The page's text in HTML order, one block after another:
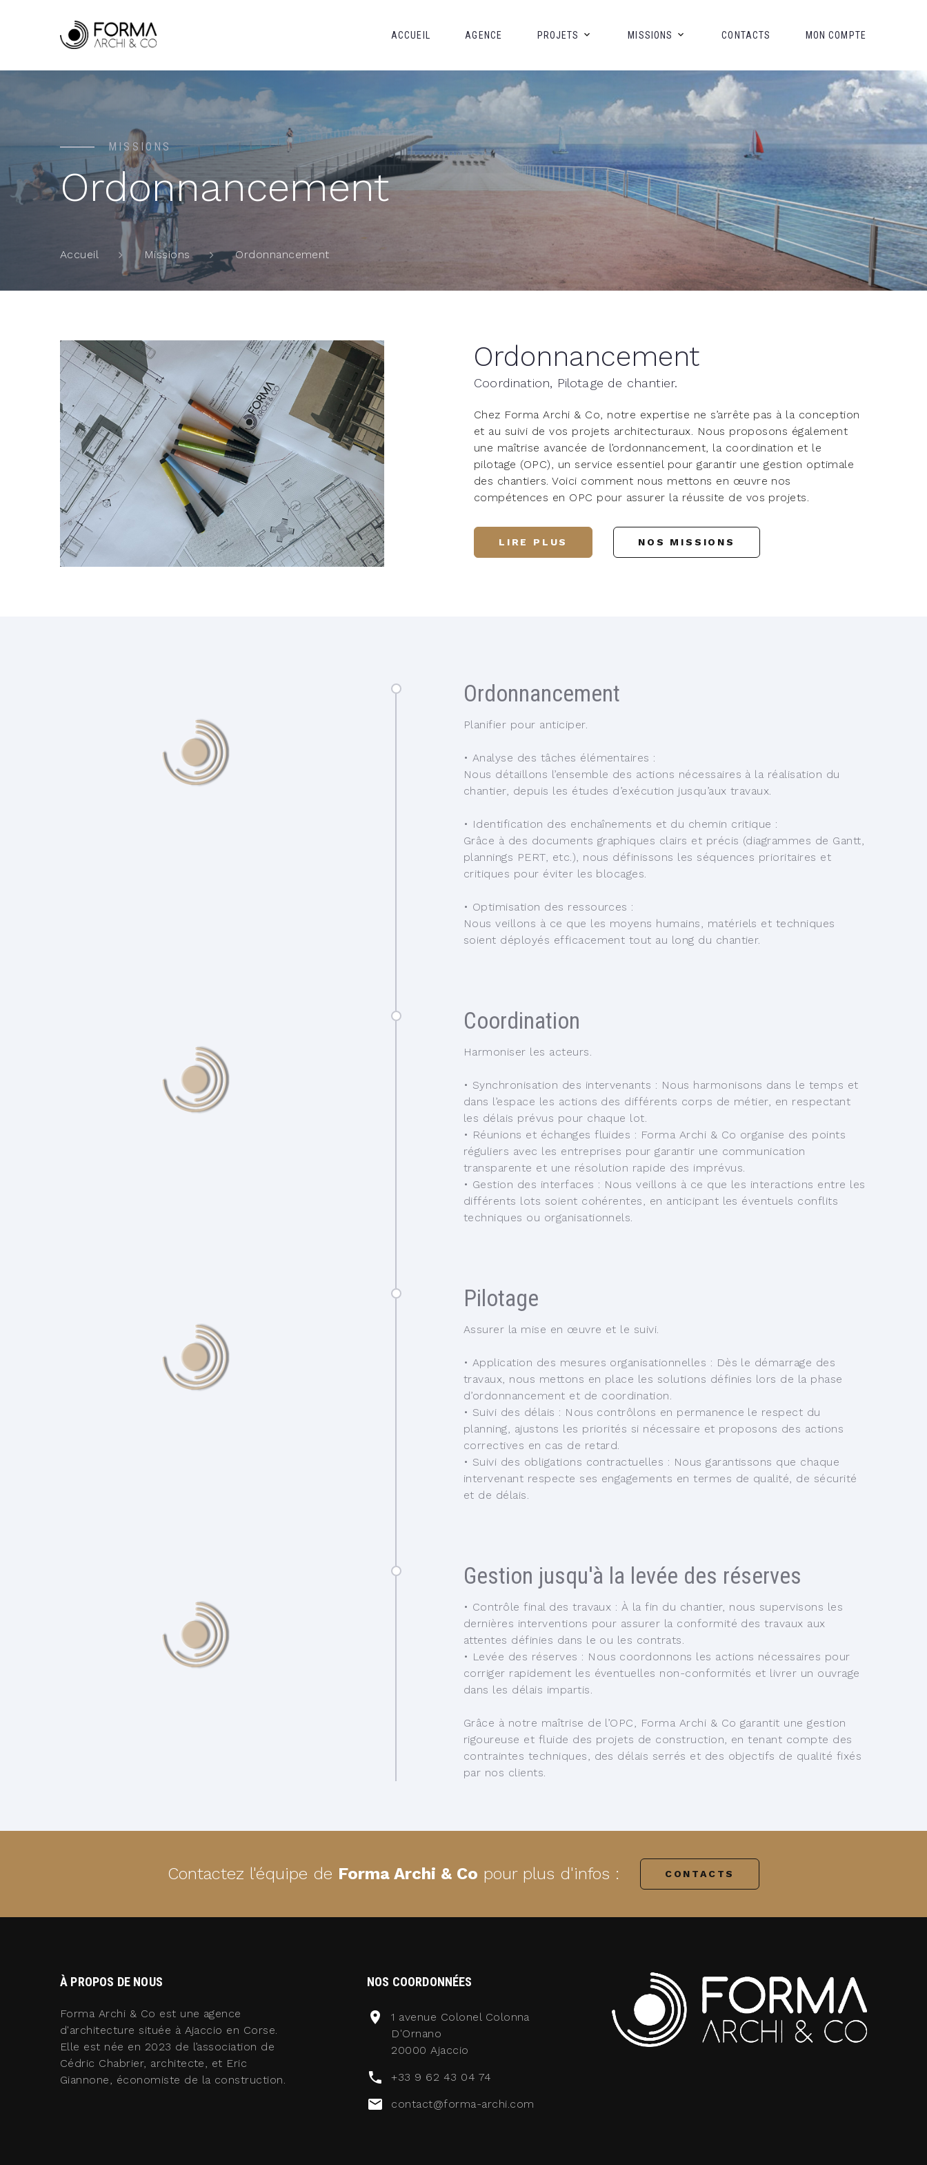
ACCUEIL AGENCE PROJETS MISSIONS CONTACTS MON COMPTE
MISSIONS
Ordonnancement
Accueil Missions Ordonnancement
Ordonnancement
Coordination, Pilotage de chantier.
Chez Forma Archi & Co, notre expertise ne s’arrête pas à la conception
et au suivi de vos projets architecturaux. Nous proposons également
une maîtrise avancée de l’ordonnancement, la coordination et le
pilotage (OPC), un service essentiel pour garantir une gestion optimale
des chantiers. Voici comment nous mettons en œuvre nos
compétences en OPC pour assurer la réussite de vos projets.
LIRE PLUS NOS MISSIONS
Ordonnancement
Planifier pour anticiper.
• Analyse des tâches élémentaires :
Nous détaillons l’ensemble des actions nécessaires à la réalisation du
chantier, depuis les études d’exécution jusqu’aux travaux.
• Identification des enchaînements et du chemin critique :
Grâce à des documents graphiques clairs et précis (diagrammes de Gantt,
plannings PERT, etc.), nous définissons les séquences prioritaires et
critiques pour éviter les blocages.
• Optimisation des ressources :
Nous veillons à ce que les moyens humains, matériels et techniques
soient déployés efficacement tout au long du chantier.
Coordination
Harmoniser les acteurs.
• Synchronisation des intervenants : Nous harmonisons dans le temps et
dans l’espace les actions des différents corps de métier, en respectant
les délais prévus pour chaque lot.
• Réunions et échanges fluides : Forma Archi & Co organise des points
réguliers avec les entreprises pour garantir une communication
transparente et une résolution rapide des imprévus.
• Gestion des interfaces : Nous veillons à ce que les interactions entre les
différents lots soient cohérentes, en anticipant les éventuels conflits
techniques ou organisationnels.
Pilotage
Assurer la mise en œuvre et le suivi.
• Application des mesures organisationnelles : Dès le démarrage des
travaux, nous mettons en place les solutions définies lors de la phase
d’ordonnancement et de coordination.
• Suivi des délais : Nous contrôlons en permanence le respect du
planning, ajustons les priorités si nécessaire et proposons des actions
correctives en cas de retard.
• Suivi des obligations contractuelles : Nous garantissons que chaque
intervenant respecte ses engagements en termes de qualité, de sécurité
et de délais.
Gestion jusqu'à la levée des réserves
• Contrôle final des travaux : À la fin du chantier, nous supervisons les
dernières interventions pour assurer la conformité des travaux aux
attentes définies dans le ou les contrats.
• Levée des réserves : Nous coordonnons les actions nécessaires pour
corriger rapidement les éventuelles non-conformités et livrer un ouvrage
dans les délais impartis.
Grâce à notre maîtrise de l’OPC, Forma Archi & Co garantit une gestion
rigoureuse et fluide des projets de construction, en tenant compte des
contraintes techniques, des délais serrés et des objectifs de qualité fixés
par nos clients.
Contactez l'équipe de Forma Archi & Co pour plus d'infos : CONTACTS
À PROPOS DE NOUS
Forma Archi & Co est une agence
d'architecture située à Ajaccio en Corse.
Elle est née en 2023 de l’association de
Cédric Chabrier, architecte, et Eric
Giannone, économiste de la construction.
NOS COORDONNÉES
1 avenue Colonel Colonna
D'Ornano
20000 Ajaccio
+33 9 62 43 04 74
contact@forma-archi.com